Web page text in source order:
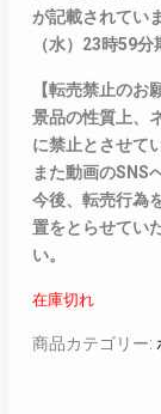
が記載されてい
（水）23時59
【転売禁止のお
景品の性質上、
に禁止とさせて
また動画のSNS
今後、転売行為
置をとらせてい
い。
在庫切れ
商品カテゴリー: